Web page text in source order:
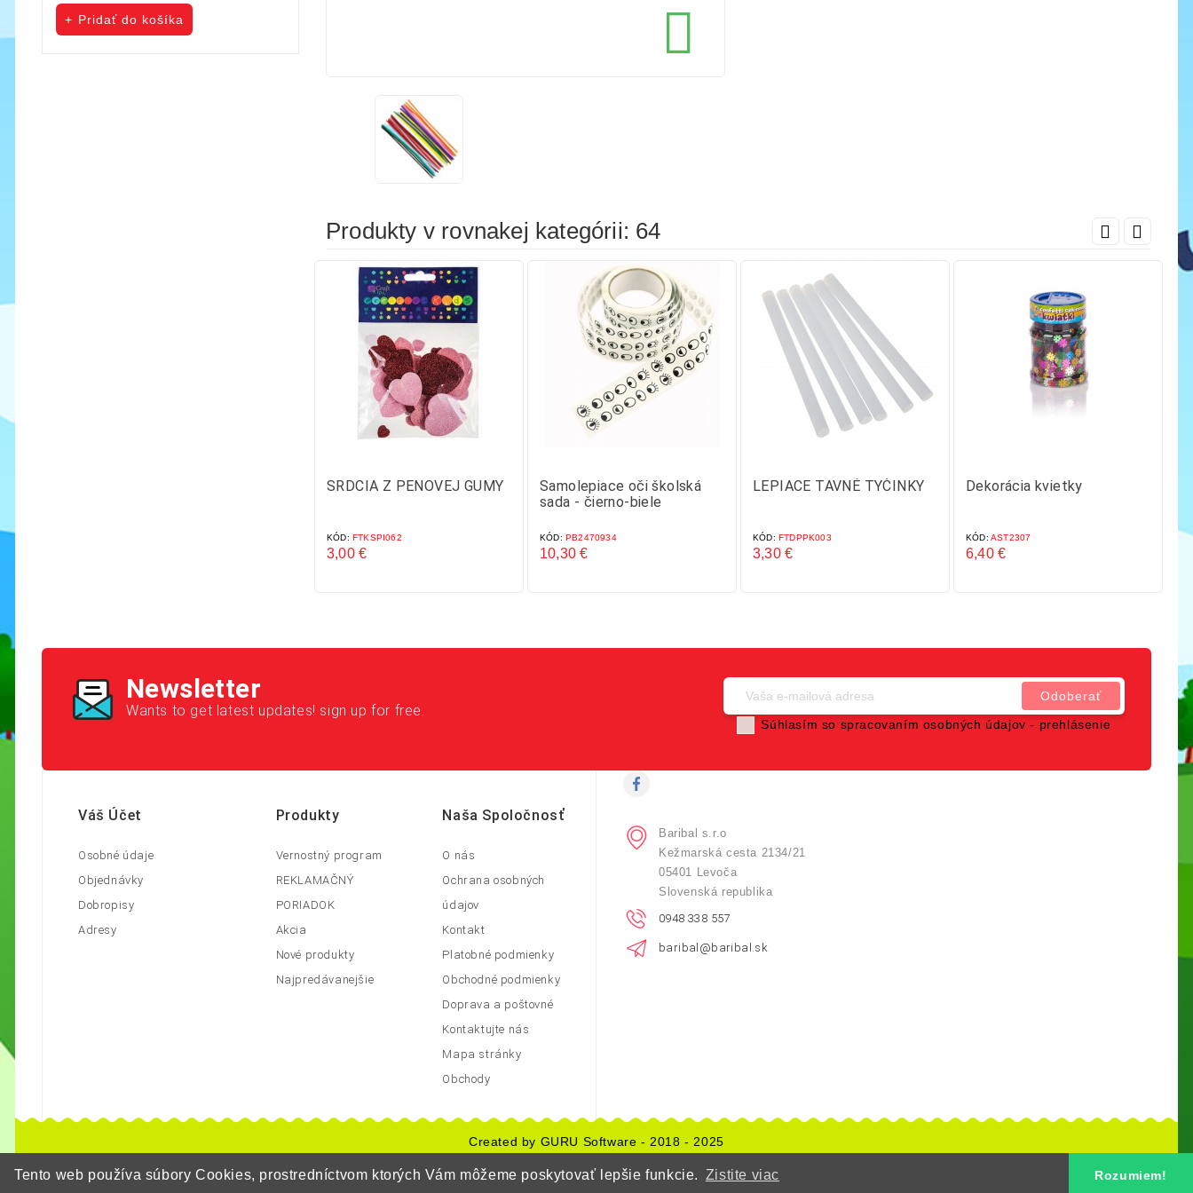
Tento web používa súbory Cookies, prostredníctvom ktorých Vám môžeme poskytovať lepšie funkcie. Zistite viac Rozumiem!
cena
Pridať do košíka 
Produkty v rovnakej kategórii: 64
SRDCIA Z PENOVEJ GUMY
KÓD: FTKSPI062
3,00 €
Samolepiace oči školská
sada - čierno-biele
KÓD: PB2470934
10,30 €
LEPIACE TAVNÉ TYČINKY
KÓD: FTDPPK003
3,30 €
Dekorácia kvietky
KÓD: AST2307
6,40 €
Newsletter
Wants to get latest updates! sign up for free.
Súhlasím so spracovaním osobných údajov - prehlásenie
Váš Účet
Osobné údaje
Objednávky
Dobropisy
Adresy
Produkty
Vernostný program
REKLAMAČNÝ
PORIADOK
Akcia
Nové produkty
Najpredávanejšie
Naša Spoločnosť
O nás
Ochrana osobných
údajov
Kontakt
Platobné podmienky
Obchodné podmienky
Doprava a poštovné
Kontaktujte nás
Mapa stránky
Obchody
Baribal s.r.o
Kežmarská cesta 2134/21
05401 Levoča
Slovenská republika
0948 338 557
baribal@baribal.sk
Created by GURU Software - 2018 - 2025